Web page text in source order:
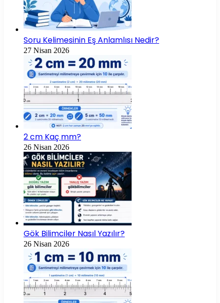
Soru Kelimesinin Eş Anlamlısı Nedir?
27 Nisan 2026
2 cm Kaç mm?
26 Nisan 2026
Gök Bilimciler Nasıl Yazılır?
26 Nisan 2026